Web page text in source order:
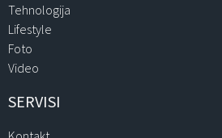
Tehnologija
Lifestyle
Foto
Video
SERVISI